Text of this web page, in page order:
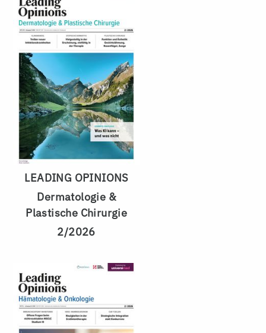
LEADING OPINIONS
Dermatologie &
Plastische Chirurgie
2/2026